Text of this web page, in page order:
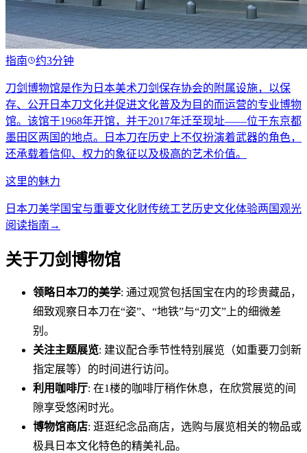
指南 约3分钟
刀剑博物馆是作为日本美术刀剑保存协会的附属设施，以保
存、公开日本刀文化并促进文化普及为目的而运营的专业博物
馆。该馆于1968年开馆，并于2017年迁至现址——位于东京都
墨田区两国的地点。日本刀在历史上不仅扮演着武器的角色，
还承载着信仰、权力的象征以及极高的艺术价值。
这里的魅力
日本刀美学国宝与重要文化财传统工艺历史文化体验两国观光
阅读指南 →
关于刀剑博物馆
领略日本刀的美学: 通过观赏包括国宝在内的珍贵藏品，
细致观察日本刀在“姿”、“地铁”与“刃文”上的细微差
别。
关注主题展览: 建议配合季节性特别展览（如重要刀剑新
指定展等）的时间进行访问。
利用咖啡厅: 在1楼的咖啡厅稍作休息，在欣赏展览的间
隙享受悠闲时光。
博物馆商店: 逛逛纪念品商店，选购与展览相关的物品或
极具日本文化特色的精美礼品。